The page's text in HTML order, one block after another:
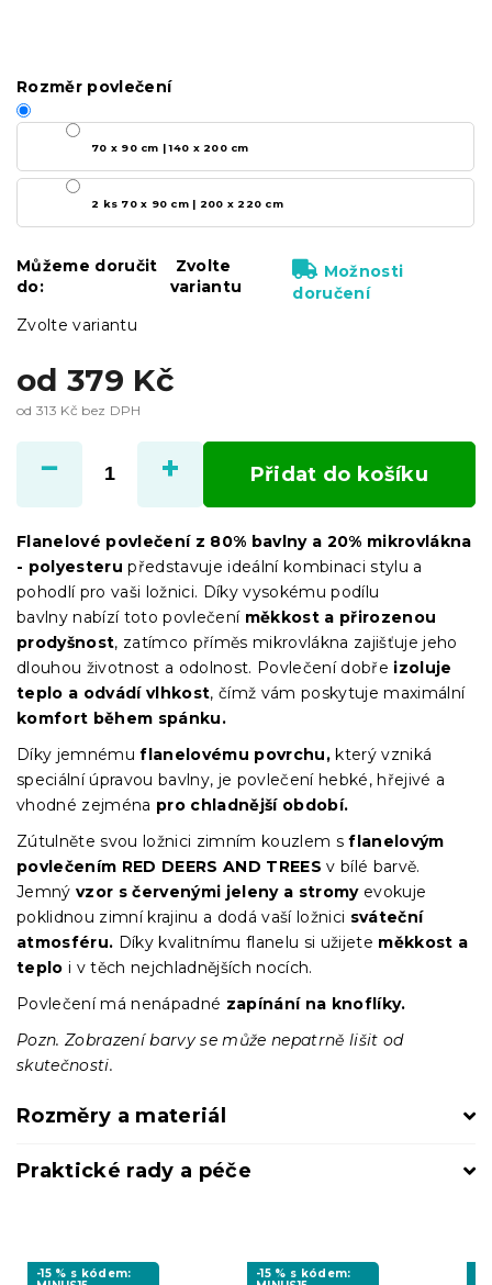
od 379 Kč
od 313 Kč bez DPH
cena:
Zvolte variantu
Rozměr povlečení
70 x 90 cm | 140 x 200 cm
2 ks 70 x 90 cm | 200 x 220 cm
Můžeme doručit
do:
Zvolte
variantu
Možnosti
doručení
Přidat do košíku
Flanelové povlečení z 80% bavlny a 20% mikrovlákna
- polyesteru představuje ideální kombinaci stylu a
pohodlí pro vaši ložnici. Díky vysokému podílu
bavlny nabízí toto povlečení měkkost a přirozenou
prodyšnost, zatímco příměs mikrovlákna zajišťuje jeho
dlouhou životnost a odolnost. Povlečení dobře izoluje
teplo a odvádí vlhkost, čímž vám poskytuje maximální
komfort během spánku.
Díky jemnémuflanelovému povrchu, který vzniká
speciální úpravou bavlny, je povlečení hebké, hřejivé a
vhodné zejména pro chladnější období.
Zútulněte svou ložnici zimním kouzlem sflanelovým
povlečením RED DEERS AND TREES v bílé barvě.
Jemný vzor s červenými jeleny a stromyevokuje
poklidnou zimní krajinu a dodá vaší ložnici sváteční
atmosféru. Díky kvalitnímu flanelu si užijete měkkost a
teplo i v těch nejchladnějších nocích.
Povlečení má nenápadné zapínání na knoflíky.
Pozn. Zobrazení barvy se může nepatrně lišit od
skutečnosti.
Rozměry a materiál
Praktické rady a péče
-15 % s kódem:
-15 % s kódem: